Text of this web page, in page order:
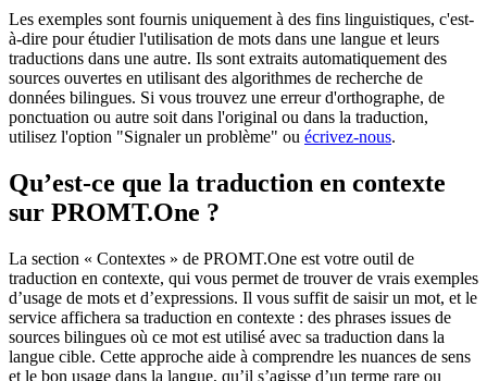
Les exemples sont fournis uniquement à des fins linguistiques, c'est-
à-dire pour étudier l'utilisation de mots dans une langue et leurs
traductions dans une autre. Ils sont extraits automatiquement des
sources ouvertes en utilisant des algorithmes de recherche de
données bilingues. Si vous trouvez une erreur d'orthographe, de
ponctuation ou autre soit dans l'original ou dans la traduction,
utilisez l'option "Signaler un problème" ou écrivez-nous.
Qu’est-ce que la traduction en contexte
sur PROMT.One ?
La section « Contextes » de PROMT.One est votre outil de
traduction en contexte, qui vous permet de trouver de vrais exemples
d’usage de mots et d’expressions. Il vous suffit de saisir un mot, et le
service affichera sa traduction en contexte : des phrases issues de
sources bilingues où ce mot est utilisé avec sa traduction dans la
langue cible. Cette approche aide à comprendre les nuances de sens
et le bon usage dans la langue, qu’il s’agisse d’un terme rare ou